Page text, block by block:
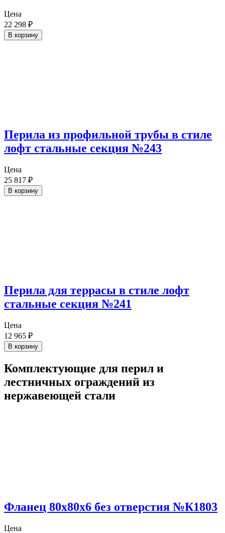
Цена
22 298 ₽
В корзину
Перила из профильной трубы в стиле
лофт стальные секция №243
Цена
25 817 ₽
В корзину
Перила для террасы в стиле лофт
стальные секция №241
Цена
12 965 ₽
В корзину
Комплектующие для перил и
лестничных ограждений из
нержавеющей стали
Фланец 80х80х6 без отверстия №К1803
Цена